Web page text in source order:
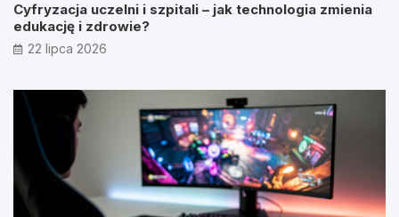
Cyfryzacja uczelni i szpitali – jak technologia zmienia
edukację i zdrowie?
22 lipca 2026